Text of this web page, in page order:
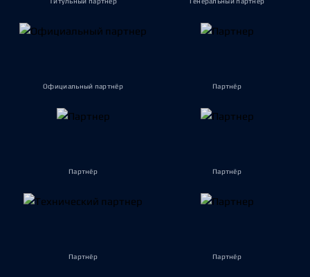
Официальный партнёр Партнёр
Партнёр Партнёр
Партнёр Партнёр